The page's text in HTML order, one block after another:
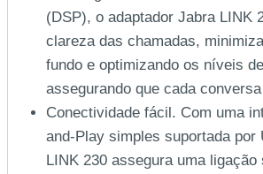
(DSP), o adaptador Jabra LINK
clareza das chamadas,
fundo e optimizando os níveis
assegurando que cada
Conectividade fácil. Com uma
and-Play simples suportada por
LINK 230 assegura uma ligação